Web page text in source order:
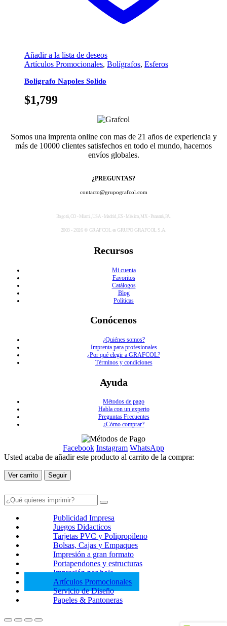
Añadir a la lista de deseos
Artículos Promocionales, Bolígrafos, Esferos
Boligrafo Napoles Solido
$1,799
Somos una imprenta online con mas de 21 años de experiencia y
más de 10000 clientes satisfechos en todo el mundo, hacemos
envíos globales.
¿PREGUNTAS?
contacto@grupografcol.com
Bogotá, CO - Miami, USA - Madrid, ES - México, MX - Panamá, PA.
2003 - 2026 © GRAFCOL es GRUPO GRAFCOL S.A.
Recursos
Mi cuenta
Favoritos
Catálogos
Blog
Políticas
Conócenos
¿Quiénes somos?
Imprenta para profesionales
¿Por qué elegir a GRAFCOL?
Términos y condiciones
Ayuda
Métodos de pago
Habla con un experto
Preguntas Frecuentes
¿Cómo comprar?
Facebook Instagram WhatsApp
Usted acaba de añadir este producto al carrito de la compra:
Ver carrito Seguir
Publicidad Impresa
Juegos Didacticos
Tarjetas PVC y Polipropileno
Bolsas, Cajas y Empaques
Impresión a gran formato
Portapendones y estructuras
Impresión por hoja
Artículos Promocionales
Servicio de Diseño
Papeles & Pantoneras